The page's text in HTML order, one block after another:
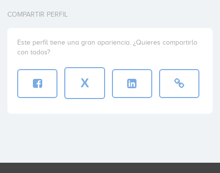
COMPARTIR PERFIL
Este perfil tiene una gran apariencia. ¿Quieres compartirlo
con todos?
X